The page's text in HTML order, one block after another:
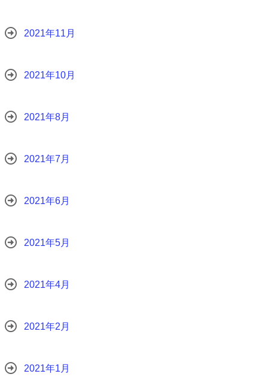
2021年11月
2021年10月
2021年8月
2021年7月
2021年6月
2021年5月
2021年4月
2021年2月
2021年1月